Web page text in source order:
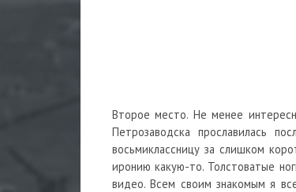
Второе место. Не менее
Петрозаводска прославилась
восьмиклассницу за слишком
иронию какую-то. Толстоватые
видео. Всем своим знакомым я